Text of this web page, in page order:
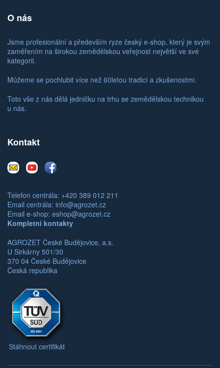
O nás
Jsme profesionální a především ryze český e-shop, který je svým
zaměřením na širokou zemědělskou veřejnost největší ve své
kategorii.
Můžeme se pochlubit více než 60letou tradicí a zkušenostmi.
Toto vše z nás dělá jedničku na trhu se zemědělskou technikou
u nás.
Kontakt
E-
mail
YoutubeFacebook
Telefon centrála: +420 389 012 211
Email centrála: info@agrozet.cz
Email e-shop: eshop@agrozet.cz
Kompletní kontakty
AGROZET České Budějovice, a.s.
U Sirkárny 501/30
370 04 České Budějovice
Česká republika
Stáhnout certifikát